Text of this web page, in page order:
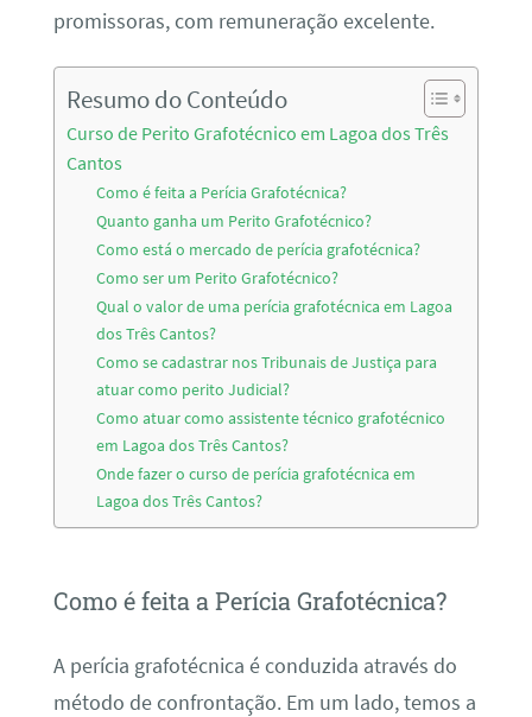
promissoras, com remuneração excelente.
Resumo do Conteúdo
Curso de Perito Grafotécnico em Lagoa dos Três
Cantos
Como é feita a Perícia Grafotécnica?
Quanto ganha um Perito Grafotécnico?
Como está o mercado de perícia grafotécnica?
Como ser um Perito Grafotécnico?
Qual o valor de uma perícia grafotécnica em Lagoa
dos Três Cantos?
Como se cadastrar nos Tribunais de Justiça para
atuar como perito Judicial?
Como atuar como assistente técnico grafotécnico
em Lagoa dos Três Cantos?
Onde fazer o curso de perícia grafotécnica em
Lagoa dos Três Cantos?
Como é feita a Perícia Grafotécnica?
A perícia grafotécnica é conduzida através do
método de confrontação. Em um lado, temos a